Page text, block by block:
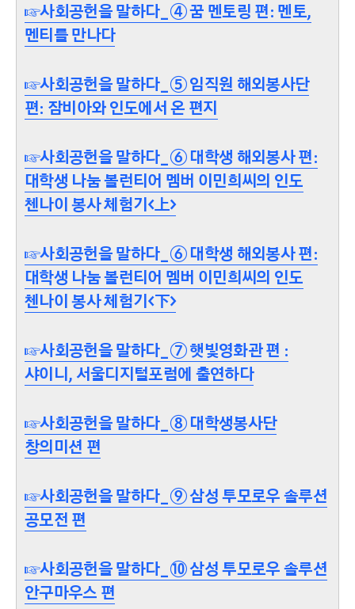
☞사회공헌을 말하다_④ 꿈 멘토링 편: 멘토,
멘티를 만나다
☞사회공헌을 말하다_⑤ 임직원 해외봉사단
편: 잠비아와 인도에서 온 편지
☞사회공헌을 말하다_⑥ 대학생 해외봉사 편:
대학생 나눔 볼런티어 멤버 이민희씨의 인도
첸나이 봉사 체험기<上>
☞사회공헌을 말하다_⑥ 대학생 해외봉사 편:
대학생 나눔 볼런티어 멤버 이민희씨의 인도
첸나이 봉사 체험기<下>
☞사회공헌을 말하다_⑦ 햇빛영화관 편 :
샤이니, 서울디지털포럼에 출연하다
☞사회공헌을 말하다_⑧ 대학생봉사단
창의미션 편
☞사회공헌을 말하다_⑨ 삼성 투모로우 솔루션
공모전 편
☞사회공헌을 말하다_⑩ 삼성 투모로우 솔루션
안구마우스 편